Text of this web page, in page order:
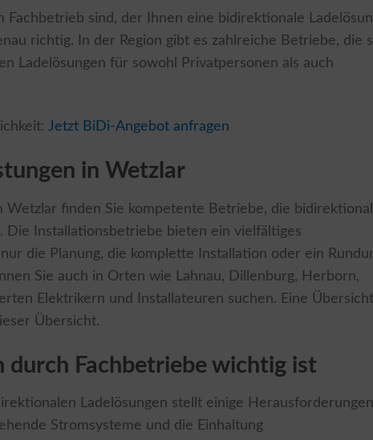
Fachbetrieb sind, der Ihnen eine bidirektionale
richtig. In der Region gibt es zahlreiche Betriebe, die
Ladelösungen für sowohl Privatpersonen als auch
Jetzt BiDi-Angebot anfragen
in Wetzlar
Wetzlar finden Sie kompetente Betriebe, die
Die Installationsbetriebe bieten ein vielfältiges
nur die Planung, die komplette Installation oder ein
Sie auch in Orten wie Lahnau, Dillenburg, Herborn,
Elektrikern und Installateuren suchen. Eine Übersicht
Übersicht.
Fachbetriebe wichtig ist
Ladelösungen stellt einige Herausforderungen
Stromsysteme und die Einhaltung